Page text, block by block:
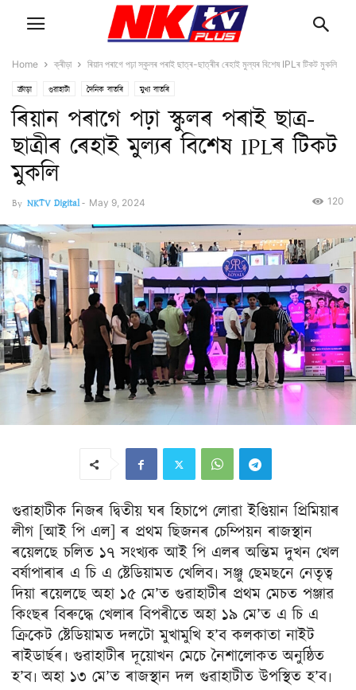
Home ক্ৰীড়া ৰিয়ান পৰাগে পঢ়া স্কুলৰ পৰাই ছাত্ৰ-ছাত্ৰীৰ ৰেহাই মুল্যৰ বিশেষ IPLৰ টিকট মুকলি
ক্ৰীড়া গুৱাহাটী দৈনিক বাতৰি মুখ্য বাতৰি
ৰিয়ান পৰাগে পঢ়া স্কুলৰ পৰাই ছাত্ৰ-
ছাত্ৰীৰ ৰেহাই মুল্যৰ বিশেষ IPLৰ টিকট
মুকলি
By NKTV Digital- May 9, 2024 120
গুৱাহাটীক নিজৰ দ্বিতীয় ঘৰ হিচাপে লোৱা ইণ্ডিয়ান প্ৰিমিয়াৰ
লীগ [আই পি এল] ৰ প্ৰথম ছিজনৰ চেম্পিয়ন ৰাজস্থান
ৰয়েলছে চলিত ১৭ সংখ্যক আই পি এলৰ অন্তিম দুখন খেল
বৰ্ষাপাৰাৰ এ চি এ ষ্টেডিয়ামত খেলিব৷ সঞ্জু ছেমছনে নেতৃত্ব
দিয়া ৰয়েলছে অহা ১৫ মে’ত গুৱাহাটীৰ প্ৰথম মেচত পঞ্জাৱ
কিংছৰ বিৰুদ্ধে খেলাৰ বিপৰীতে অহা ১৯ মে’ত এ চি এ
ক্ৰিকেট ষ্টেডিয়ামত দলটো মুখামুখি হ’ব কলকাতা নাইট
ৰাইডাৰ্ছৰ৷ গুৱাহাটীৰ দূয়োখন মেচে নৈশালোকত অনুষ্ঠিত
হ’ব৷ অহা ১৩ মে’ত ৰাজস্থান দল গুৱাহাটীত উপস্থিত হ’ব৷